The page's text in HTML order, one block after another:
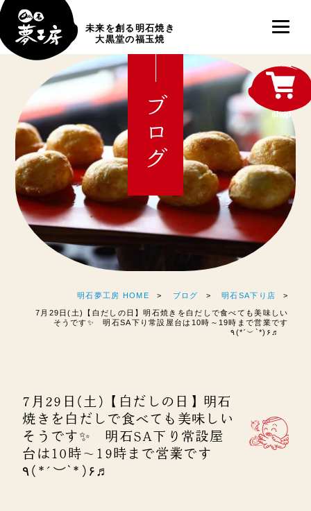
未来を創る明石焼き
大黒堂の福玉焼
ブログ
明石夢工房 HOME ブログ 明石SA下り店
7月29日(土)【白だしの日】明石焼きを白だしで食べても美味しい
そうです✨ 明石SA下り常設屋台は10時～19時まで営業です
٩(*ˊ︶`*)۶♬
7月29日(土)【白だしの日】明石
焼きを白だしで食べても美味しい
そうです✨ 明石SA下り常設屋
台は10時～19時まで営業です
٩(*ˊ︶`*)۶♬
shop